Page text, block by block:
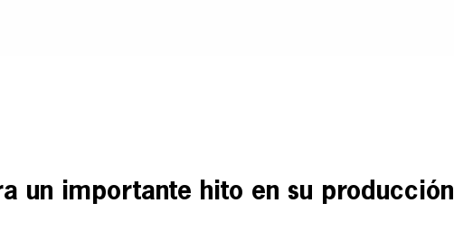
un importante hito en su producción